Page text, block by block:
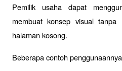
Pemilik usaha dapat
membuat konsep visual
halaman kosong.
Beberapa contoh